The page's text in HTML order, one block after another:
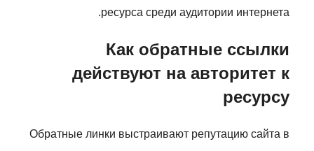
ресурса среди аудитории интернета.
Как обратные ссылки
действуют на авторитет к
ресурсу
Обратные линки выстраивают репутацию сайта в